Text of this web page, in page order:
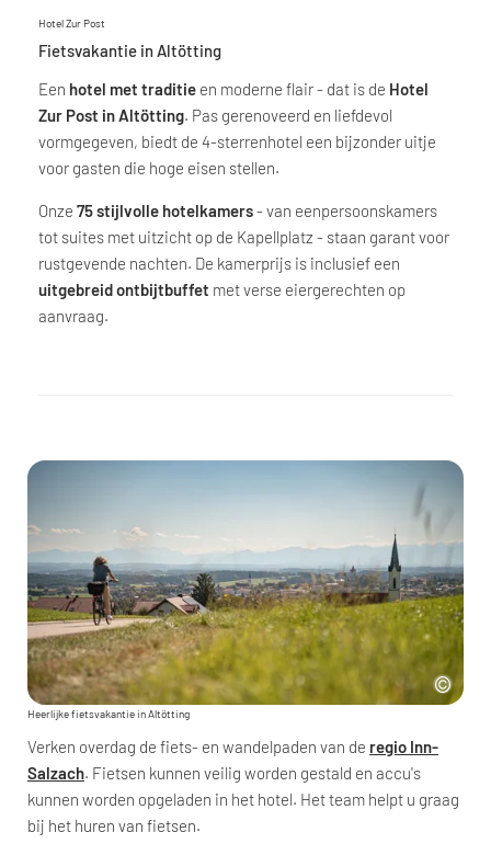
Hotel Zur Post
Fietsvakantie in Altötting
Een hotel met traditie en moderne flair - dat is de Hotel
Zur Post in Altötting. Pas gerenoveerd en liefdevol
vormgegeven, biedt de 4-sterrenhotel een bijzonder uitje
voor gasten die hoge eisen stellen.
Onze 75 stijlvolle hotelkamers- van eenpersoonskamers
tot suites met uitzicht op de Kapellplatz - staan garant voor
rustgevende nachten. De kamerprijs is inclusief een
uitgebreid ontbijtbuffet met verse eiergerechten op
aanvraag.
Heerlijke fietsvakantie in Altötting
Verken overdag de fiets- en wandelpaden van de regio Inn-
Salzach. Fietsen kunnen veilig worden gestald en accu's
kunnen worden opgeladen in het hotel. Het team helpt u graag
bij het huren van fietsen.